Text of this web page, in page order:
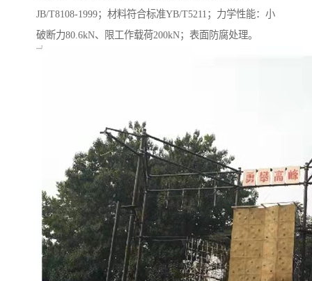
JB/T8108-1999；材料符合标准YB/T5211；力学性能：小
破断力80.6kN、限工作载荷200kN；表面防腐处理。